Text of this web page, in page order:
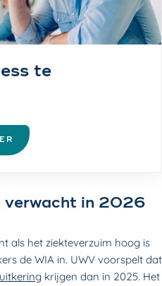
te
verwacht in 2026
als het ziekteverzuim hoog is
de WIA in. UWV voorspelt dat
krijgen dan in 2025. Het